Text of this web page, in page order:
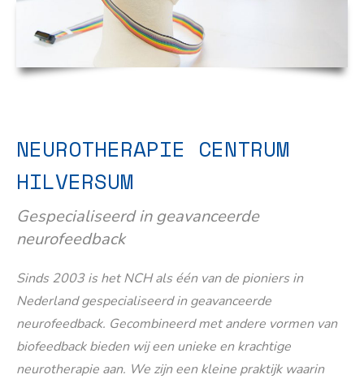
NEUROTHERAPIE CENTRUM
HILVERSUM
Gespecialiseerd in geavanceerde
neurofeedback
Sinds 2003 is het NCH als één van de pioniers in
Nederland gespecialiseerd in geavanceerde
neurofeedback. Gecombineerd met andere vormen van
biofeedback bieden wij een unieke en krachtige
neurotherapie aan. We zijn een kleine praktijk waarin